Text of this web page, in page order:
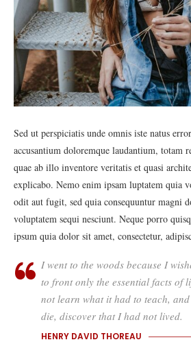
Sed ut perspiciatis unde omnis iste natus
accusantium doloremque laudantium, totam
quae ab illo inventore veritatis et quasi
explicabo. Nemo enim ipsam luptatem quia
odit aut fugit, sed quia consequuntur magni
voluptatem sequi nesciunt. Neque porro
ipsum quia dolor sit amet, consectetur,
I went to the woods because I
to front only the essential facts of
not learn what it had to teach,
die, discover that I had not lived.
HENRY DAVID THOREAU